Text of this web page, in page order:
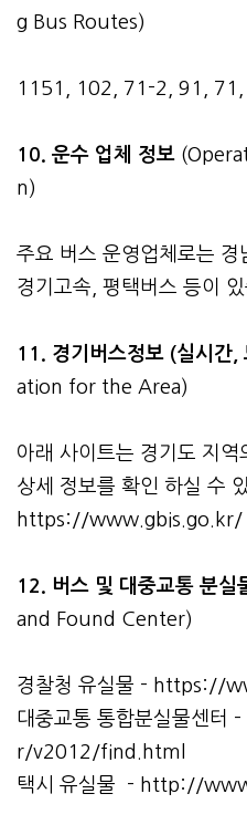
g Bus Routes)
1151, 102, 71-2, 91,
10. 운수 업체 정보
n)
주요 버스 운영업체로는 경
경기고속, 평택버스 등이 있
11. 경기버스정보 (실시간,
ation for the Area)
아래 사이트는 경기도 지역
상세 정보를 확인 하실 수
https://www.gbis.go.kr/
12. 버스 및 대중교통 분실
and Found Center)
경찰청 유실물 - https://
대중교통 통합분실물센터 -
r/v2012/find.html
택시 유실물 - http://